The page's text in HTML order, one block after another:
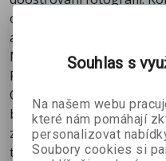
obrázky v barevném
ani pro tisk, ani pro web?
Margulisem, jedním z
Photoshop do světa
Ohromná síla barevného
byla pro většinu uživatelů
za oponou složitosti a
této význačné, odbornou
Souhlas s
Na našem webu
které nám pomáhají
personalizovat
Soubory cookies si